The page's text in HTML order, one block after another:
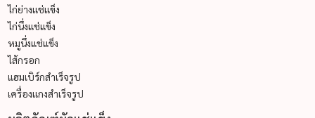
ไก่ย่างแช่แข็ง
ไก่นึ่งแช่แข็ง
หมูนึ่งแช่แข็ง
ไส้กรอก
แฮมเบิร์กสำเร็จรูป
เครื่องแกงสำเร็จรูป